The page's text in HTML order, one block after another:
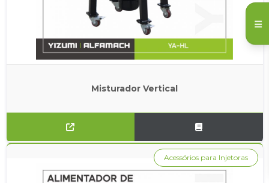
Misturador Vertical
Acessórios para Injetoras